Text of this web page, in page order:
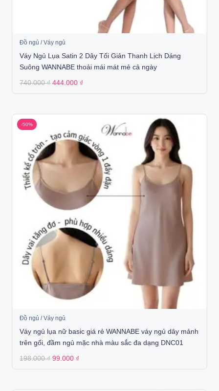
Đồ ngủ / Váy ngủ
Váy Ngủ Lụa Satin 2 Dây Tối Giản Thanh Lịch Dáng
Suông WANNABE thoải mái mát mẻ cả ngày
740.000₫ Original
was:
444.000 ₫
is:
-50%
Đồ ngủ / Váy ngủ
Váy ngủ lụa nữ basic giá rẻ WANNABE váy ngủ dây mảnh
trên gối, đầm ngủ mặc nhà màu sắc đa dạng DNC01
198.000₫ Original
was:
99.000 ₫
is: